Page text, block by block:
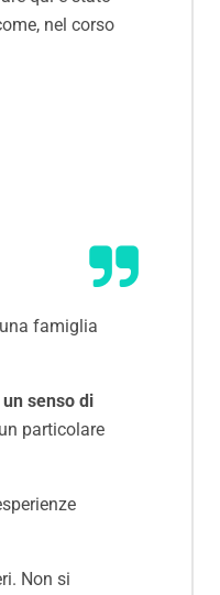
nel corso
famiglia
senso di
particolare
Non si